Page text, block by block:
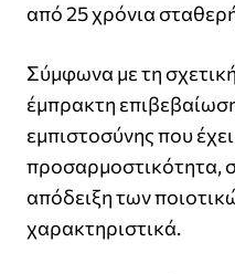
από 25 χρόνια
Σύμφωνα με τη
έμπρακτη
εμπιστοσύνης που
προσαρμοστικότητα,
απόδειξη των
χαρακτηριστικά.